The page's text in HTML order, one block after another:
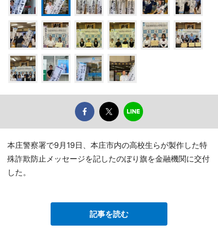
本庄警察署で9月19日、本庄市内の高校生らが製作した特
殊詐欺防止メッセージを記したのぼり旗を金融機関に交付
した。
記事を読む